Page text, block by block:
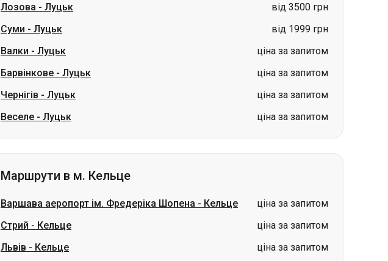
Барвінкове-Луцьк
ціна за запитом
Чернігів-Луцьк
ціна за запитом
Веселе-Луцьк ціна за запитом
Маршрути в м. Кельце
Варшава аеропорт ім. Фредеріка Шопена-Кельце
ціна за запитом
Львів-Кельце
Київ-Кельце
ціна за запитом
Вінниця-Кельце
ціна за запитом
Житомир-Кельце
ціна за запитом